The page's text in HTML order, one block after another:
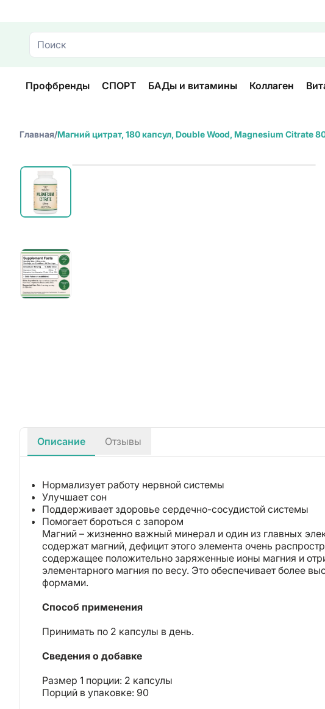
Профбренды СПОРТ БАДы и витамины Коллаген
Главная/Магний цитрат, 180 капсул, Double Wood, Magnesium Citrate
Описание Отзывы
Нормализует работу нервной системы
Улучшает сон
Поддерживает здоровье сердечно-сосудистой системы
Помогает бороться с запором
Магний – жизненно важный минерал и один из главных
содержат магний, дефицит этого элемента очень
содержащее положительно заряженные ионы магния и
элементарного магния по весу. Это обеспечивает более
формами.
Способ применения
Принимать по 2 капсулы в день.
Сведения о добавке
Размер 1 порции: 2 капсулы
Порций в упаковке: 90